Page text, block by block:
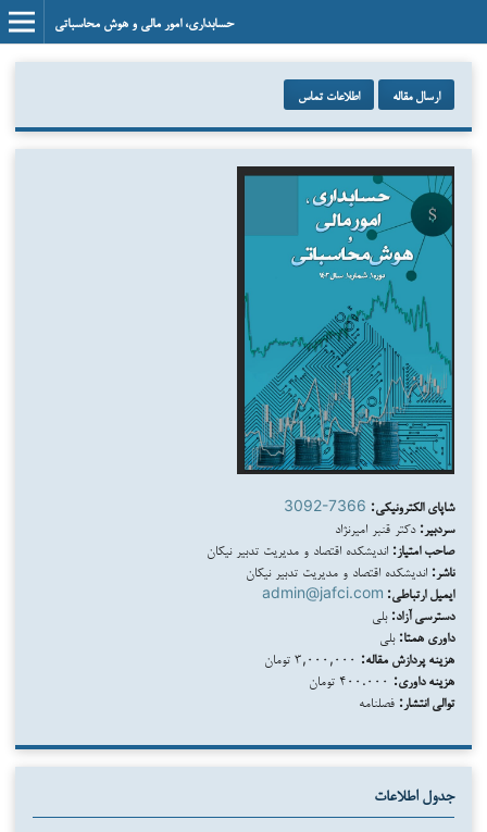
حسابداری، امور مالی و هوش محاسباتی
ارسال مقاله اطلاعات تماس
شاپای الکترونیکی: 3092-7366
سردبیر: دکتر قنبر امیرنژاد
صاحب امتیاز: اندیشکده اقتصاد و مدیریت تدبیر نیکان
ناشر: اندیشکده اقتصاد و مدیریت تدبیر نیکان
ایمیل ارتباطی: admin@jafci.com
دسترسی آزاد: بلی
داوری همتا: بلی
هزینه پردازش مقاله:
هزینه داوری:
توالی انتشار: فصلنامه
جدول اطلاعات